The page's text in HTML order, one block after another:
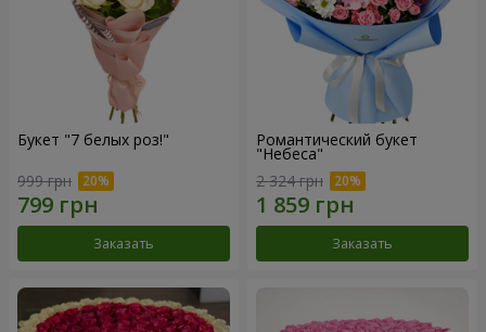
Букет "7 белых роз!"
999 грн
Заказать
Романтический букет
"Небеса"
2 324 грн
Заказать